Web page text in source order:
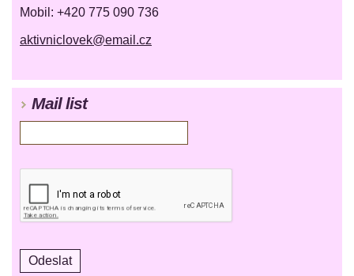
Mobil: +420 775 090 736
aktivniclovek@email.cz
Mail list